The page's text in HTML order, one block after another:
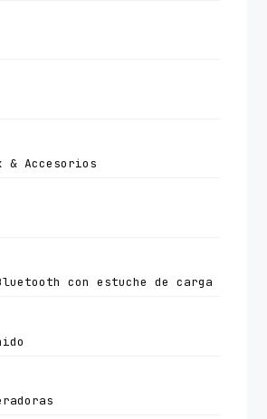
& Accesorios
con estuche de carga